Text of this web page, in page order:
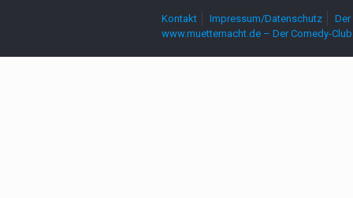
Kontakt Impressum/Datenschutz
www.muetternacht.de – Der Comedy-Club